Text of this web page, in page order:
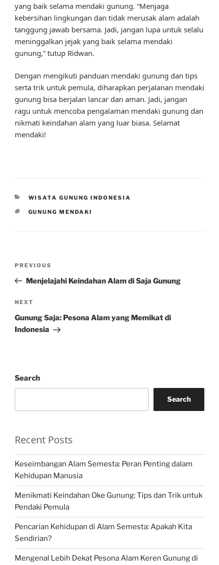
yang baik selama mendaki gunung. “Menjaga
kebersihan lingkungan dan tidak merusak alam adalah
tanggung jawab bersama. Jadi, jangan lupa untuk selalu
meninggalkan jejak yang baik selama mendaki
gunung,” tutup Ridwan.
Dengan mengikuti panduan mendaki gunung dan tips
serta trik untuk pemula, diharapkan perjalanan mendaki
gunung bisa berjalan lancar dan aman. Jadi, jangan
ragu untuk mencoba pengalaman mendaki gunung dan
nikmati keindahan alam yang luar biasa. Selamat
mendaki!
CATEGORIES
WISATA GUNUNG INDONESIA
TAGS
GUNUNG MENDAKI
Previous
Post
PREVIOUS
Menjelajahi Keindahan Alam di Saja Gunung
Next
Post
NEXT
Gunung Saja: Pesona Alam yang Memikat di
Indonesia
Search
Search
Recent Posts
Keseimbangan Alam Semesta: Peran Penting dalam
Kehidupan Manusia
Menikmati Keindahan Oke Gunung: Tips dan Trik untuk
Pendaki Pemula
Pencarian Kehidupan di Alam Semesta: Apakah Kita
Sendirian?
Mengenal Lebih Dekat Pesona Alam Keren Gunung di